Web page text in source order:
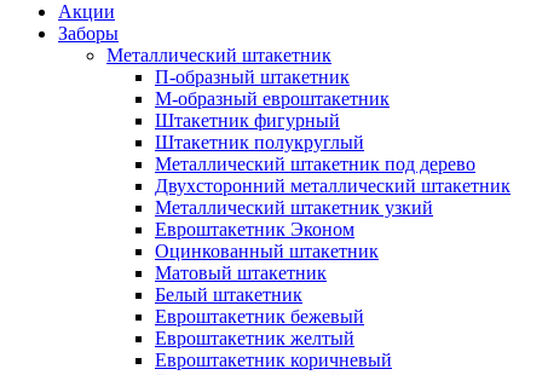
Акции
Заборы
Металлический штакетник
П-образный штакетник
М-образный евроштакетник
Штакетник фигурный
Штакетник полукруглый
Металлический штакетник под дерево
Двухсторонний металлический штакетник
Металлический штакетник узкий
Евроштакетник Эконом
Оцинкованный штакетник
Матовый штакетник
Белый штакетник
Евроштакетник бежевый
Евроштакетник желтый
Евроштакетник коричневый